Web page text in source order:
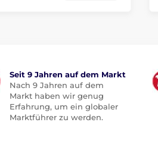
Seit 9 Jahren auf dem Markt
Nach 9 Jahren auf dem
Markt haben wir genug
Erfahrung, um ein globaler
Marktführer zu werden.